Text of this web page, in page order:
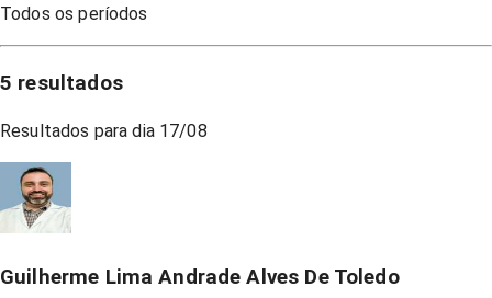
Todos os períodos
5 resultados
Resultados para dia 17/08
Guilherme Lima Andrade Alves De Toledo